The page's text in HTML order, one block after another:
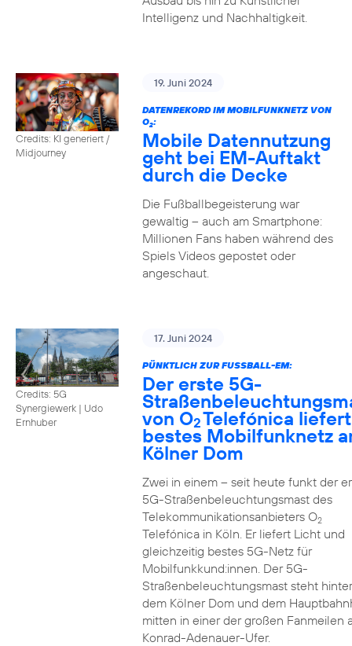
Intelligenz und Nachhaltigkeit.
Credits: KI generiert /
Midjourney
19. Juni 2024
DATENREKORD IM MOBILFUNKNETZ VON
O2:
Mobile Datennutzung
geht bei EM-Auftakt
durch die Decke
Die Fußballbegeisterung war
gewaltig – auch am Smartphone:
Millionen Fans haben während des
Spiels Videos gepostet oder
angeschaut.
Credits: 5G
Synergiewerk | Udo
Ernhuber
17. Juni 2024
PÜNKTLICH ZUR FUSSBALL-EM:
Der erste 5G-
von O2Telefónica liefert
bestes Mobilfunknetz
Kölner Dom
Zwei in einem – seit heute funkt der
5G-Straßenbeleuchtungsmast des
Telekommunikationsanbieters O2
Telefónica in Köln. Er liefert Licht und
gleichzeitig bestes 5G-Netz für
Mobilfunkkund:innen. Der 5G-
Straßenbeleuchtungsmast steht hinter
dem Kölner Dom und dem
mitten in einer der großen Fanmeilen
Konrad-Adenauer-Ufer.